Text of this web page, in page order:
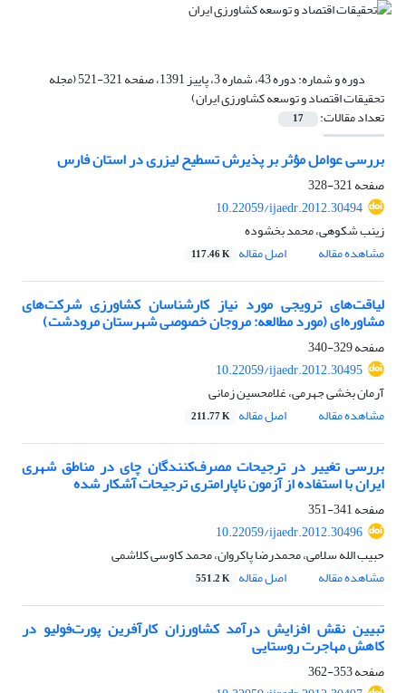
دوره و شماره: دوره 43، شماره 3، پاییز 1391، صفحه 321-521 (مجله
تحقیقات اقتصاد و توسعه کشاورزی ایران)
تعداد مقالات: 17
بررسی عوامل مؤثر بر پذیرش تسطیح لیزری در استان فارس
صفحه321-328
10.22059/ijaedr.2012.30494
زینب شکوهی، محمد بخشوده
مشاهده مقاله
اصل مقاله 117.46 K
لیاقت‌های ترویجی مورد نیاز کارشناسان کشاورزی شرکت‌های
مشاوره‌ای (مورد مطالعه: مروجان خصوصی شهرستان مرودشت)
صفحه329-340
10.22059/ijaedr.2012.30495
آرمان بخشی جهرمی، غلامحسین زمانی
مشاهده مقاله
اصل مقاله 211.77 K
بررسی تغییر در ترجیحات مصرف‌کنندگان چای در مناطق شهرى
ایران با استفاده از آزمون ناپارامتری ترجیحات آشکار شده
صفحه341-351
10.22059/ijaedr.2012.30496
حبیب الله سلامی، محمدرضا پاکروان، محمد کاوسی کلاشمی
مشاهده مقاله
اصل مقاله 551.2 K
تبیین نقش افزایش درآمد کشاورزان کارآفرین پورت‌فولیو در
کاهش مهاجرت روستایی
صفحه353-362